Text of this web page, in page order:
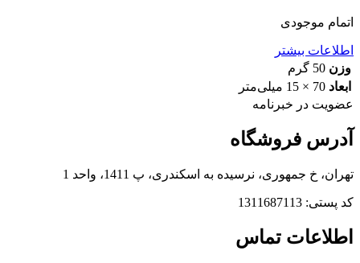
اتمام موجودی
اطلاعات بیشتر
وزن 50 گرم
ابعاد 70 × 15 میلی‌متر
عضویت در خبرنامه
آدرس فروشگاه
تهران، خ جمهوری، نرسیده به اسکندری، پ 1411، واحد 1
کد پستی: 1311687113
اطلاعات تماس